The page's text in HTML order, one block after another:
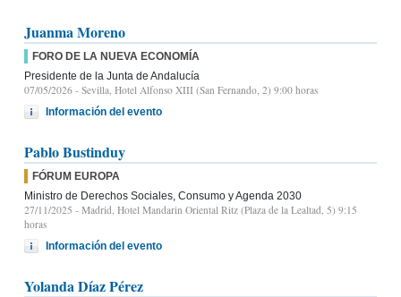
Juanma Moreno
FORO DE LA NUEVA ECONOMÍA
Presidente de la Junta de Andalucía
07/05/2026 - Sevilla, Hotel Alfonso XIII (San Fernando, 2) 9:00 horas
Información del evento
Pablo Bustinduy
FÓRUM EUROPA
Ministro de Derechos Sociales, Consumo y Agenda 2030
27/11/2025 - Madrid, Hotel Mandarin Oriental Ritz (Plaza de la Lealtad, 5) 9:15
horas
Información del evento
Yolanda Díaz Pérez